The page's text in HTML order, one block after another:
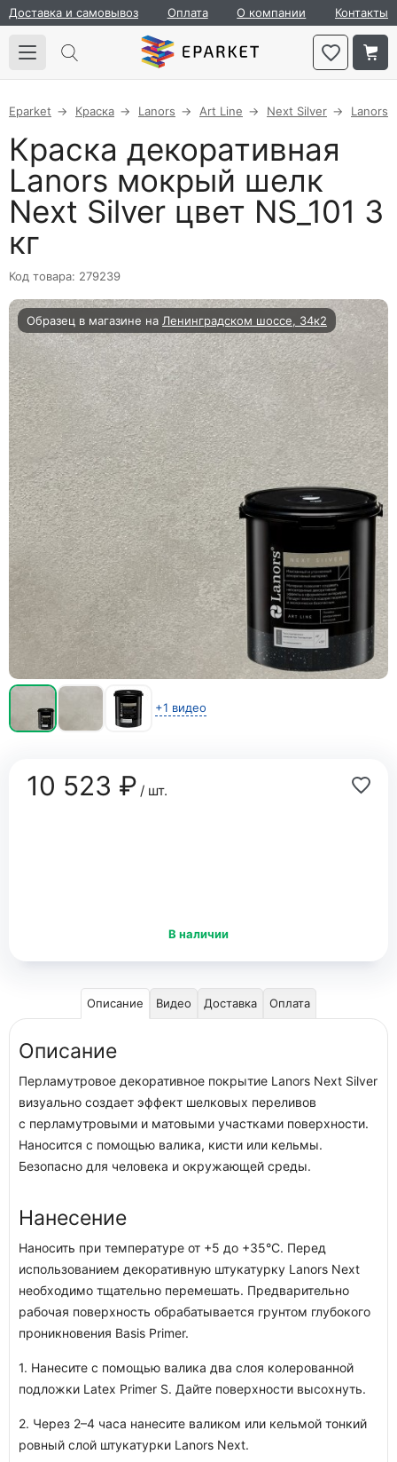
Доставка и самовывоз Оплата О компании Контакты
Eparket Краска Lanors Art Line Next Silver Lanors
Краска декоративная
Lanors мокрый шелк
Next Silver цвет NS_101 3
кг
Код товара: 279239
Образец в магазине на Ленинградском шоссе, 34к2
+1 видео
10 523 ₽/ шт.
В наличии
Описание Видео Доставка Оплата
Описание
Перламутровое декоративное покрытие Lanors Next Silver
визуально создает эффект шелковых переливов
с перламутровыми и матовыми участками поверхности.
Наносится с помощью валика, кисти или кельмы.
Безопасно для человека и окружающей среды.
Нанесение
Наносить при температуре от +5 до +35°С. Перед
использованием декоративную штукатурку Lanors Next
необходимо тщательно перемешать. Предварительно
рабочая поверхность обрабатывается грунтом глубокого
проникновения Basis Primer.
1. Нанесите с помощью валика два слоя колерованной
подложки Latex Primer S. Дайте поверхности высохнуть.
2. Через 2–4 часа нанесите валиком или кельмой тонкий
ровный слой штукатурки Lanors Next.